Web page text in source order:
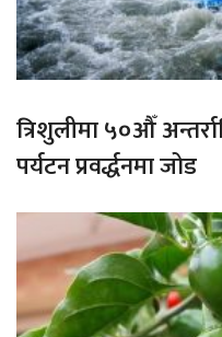
त्रिशुलीमा ५०औँ
पर्यटन प्रवर्द्धनमा जोड